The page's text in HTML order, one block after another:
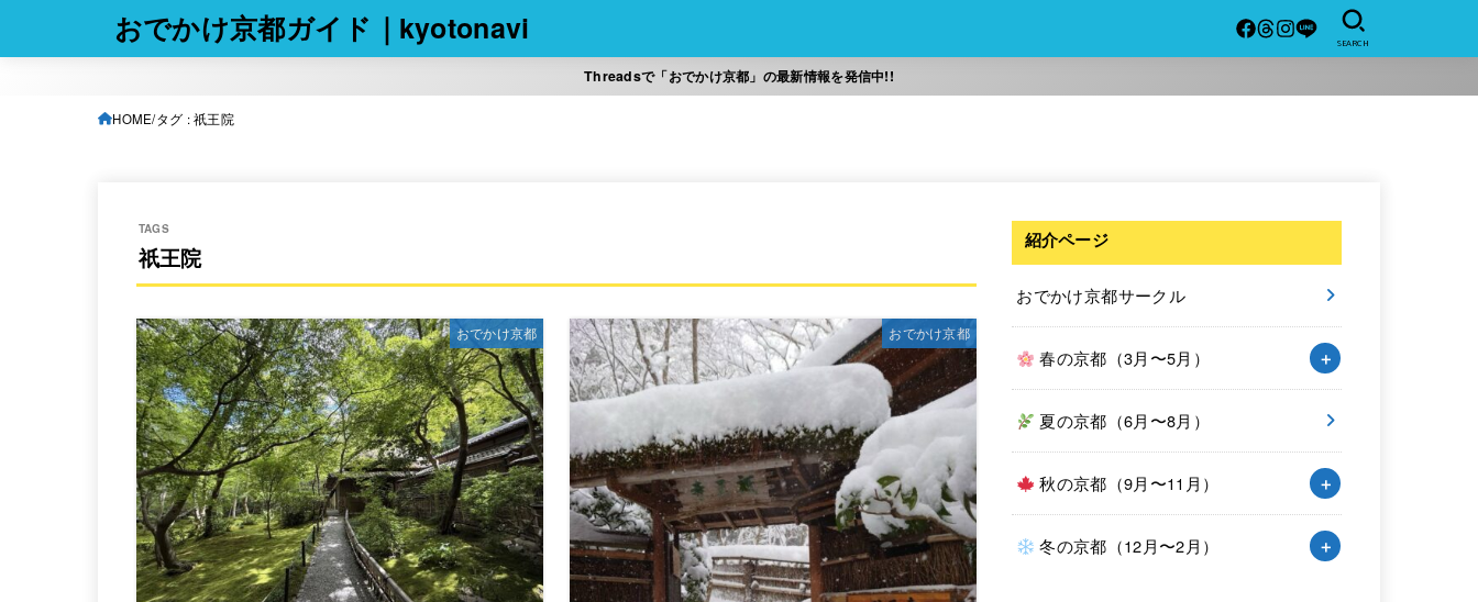
おでかけ京都ガイド｜kyotonavi SEARCH
Threadsで「おでかけ京都」の最新情報を発信中!!
HOME タグ : 祇王院
祇王院
おでかけ京都 おでかけ京都
紹介ページ
おでかけ京都サークル
春の京都（3月〜5月）
夏の京都（6月〜8月）
秋の京都（9月〜11月）
冬の京都（12月〜2月）